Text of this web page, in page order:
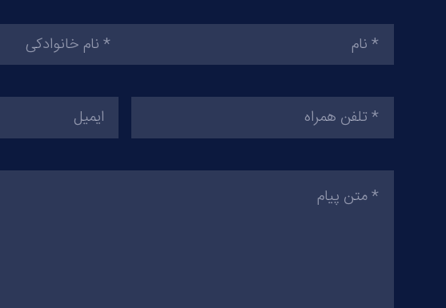
نام(ضروری)
تلفن
همراه(ضروری)
ایمیل
پیام(ضروری)